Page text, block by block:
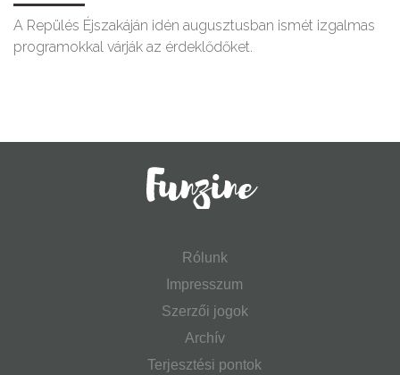
A Repülés Éjszakáján idén augusztusban ismét izgalmas
programokkal várják az érdeklődőket.
Rólunk
Impresszum
Szerzői jogok
Archív
Terjesztési pontok